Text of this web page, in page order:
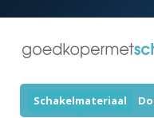
Schakelmateriaal